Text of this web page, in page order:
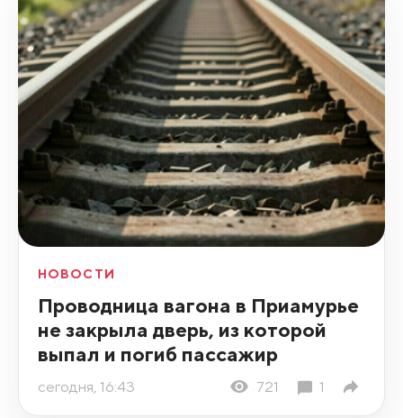
НОВОСТИ
Проводница вагона в Приамурье
не закрыла дверь, из которой
выпал и погиб пассажир
сегодня, 16:43 721 1